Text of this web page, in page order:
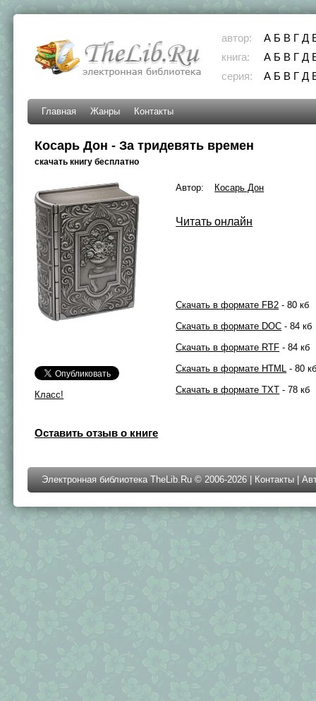
автор: А Б В Г Д
книга:
А Б В Г Д
серия:
А Б В Г Д
Главная Жанры Контакты
Косарь Дон - За тридевять времен
скачать книгу бесплатно
Класс!
Автор: Косарь Дон
Читать онлайн
Скачать в формате FB2 - 80 кб
Скачать в формате DOC - 84 кб
Скачать в формате RTF - 84 кб
Скачать в формате HTML - 80
Скачать в формате TXT - 78 кб
Оставить отзыв о книге
Электронная библиотека TheLib.Ru © 2006-2026 | Контакты |